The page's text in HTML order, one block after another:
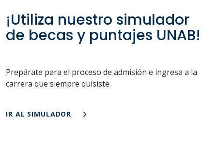
¡Utiliza nuestro simulador
de becas y puntajes UNAB!
Prepárate para el proceso de admisión e ingresa a la
carrera que siempre quisiste.
IR AL SIMULADOR